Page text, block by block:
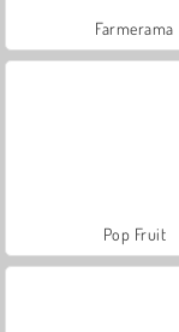
Farmerama
Pop Fruit